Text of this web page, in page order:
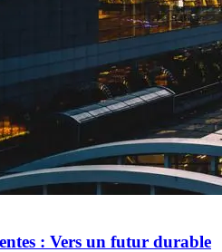
: Vers un futur durable